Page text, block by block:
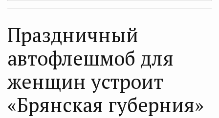
Праздничный
автофлешмоб для
женщин устроит
«Брянская губерния»